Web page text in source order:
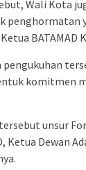
Wali Kota
penghormatan
BATAMAD
komitmen
unsur
Ketua Dewan